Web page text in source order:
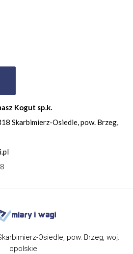
Kogut sp.k.
Skarbimierz-Osiedle, pow. Brzeg,
Osiedle, pow. Brzeg, woj.
opolskie